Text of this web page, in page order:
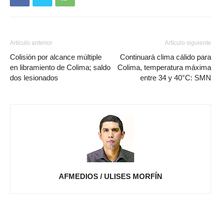
Artículo anterior
Colisión por alcance múltiple
en libramiento de Colima; saldo
dos lesionados
Artículo siguiente
Continuará clima cálido para
Colima, temperatura máxima
entre 34 y 40°C: SMN
AFMEDIOS / ULISES MORFÍN